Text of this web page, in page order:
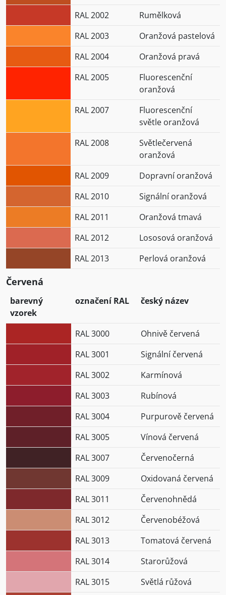
RAL 2002
Rumělková
RAL 2003
Oranžová pastelová
RAL 2004
Oranžová pravá
RAL 2005
Fluorescenční
oranžová
RAL 2007
Fluorescenční
světle oranžová
RAL 2008
Světlečervená
oranžová
RAL 2009
Dopravní oranžová
RAL 2010
Signální oranžová
RAL 2011
Oranžová tmavá
RAL 2012
Lososová oranžová
RAL 2013
Perlová oranžová
Červená
barevný
vzorek
označení RAL český název
RAL 3000
Ohnivě červená
RAL 3001
Signální červená
RAL 3002
Karmínová
RAL 3003
Rubínová
RAL 3004
Purpurově červená
RAL 3005
Vínová červená
RAL 3007
Červenočerná
RAL 3009
Oxidovaná červená
RAL 3011
Červenohnědá
RAL 3012
Červenobéžová
RAL 3013
Tomatová červená
RAL 3014
Starorůžová
RAL 3015
Světlá růžová